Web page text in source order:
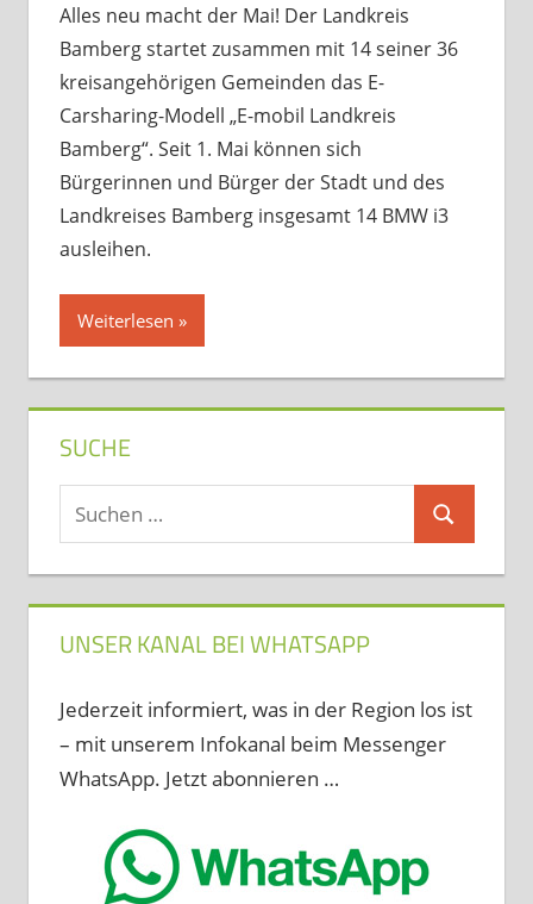
Alles neu macht der Mai! Der Landkreis
Bamberg startet zusammen mit 14 seiner 36
kreisangehörigen Gemeinden das E-
Carsharing-Modell „E-mobil Landkreis
Bamberg“. Seit 1. Mai können sich
Bürgerinnen und Bürger der Stadt und des
Landkreises Bamberg insgesamt 14 BMW i3
ausleihen.
Weiterlesen
SUCHE
Suchen
nach:
Suchen
UNSER KANAL BEI WHATSAPP
Jederzeit informiert, was in der Region los ist
– mit unserem Infokanal beim Messenger
WhatsApp. Jetzt abonnieren …